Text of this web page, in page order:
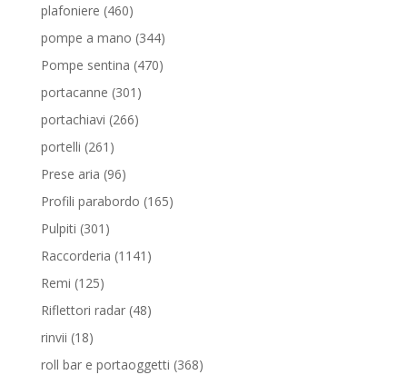
plafoniere 460460
prodotti
pompe a mano 344344
prodotti
Pompe sentina 470470
portacanne 301 301
prodotti
portachiavi 266266
portelli 261 261
prodotti
Prese aria 9696
prodotti
Profili parabordo 165165
Pulpiti 301 301
prodotti
Raccorderia 1141 1141
Remi 125125
prodotti
Riflettori radar 4848
rinvii 1818
prodotti
roll bar e portaoggetti 368368